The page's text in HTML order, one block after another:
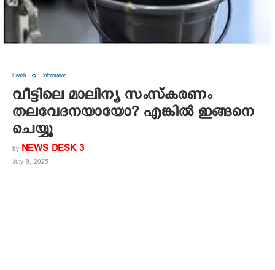
Health Information
വീട്ടിലെ മാലിന്യ സംസ്കരണം
തലവേദനയായോ? എങ്കിൽ ഇങ്ങനെ
ചെയ്യൂ
by NEWS DESK 3
July 9, 2025